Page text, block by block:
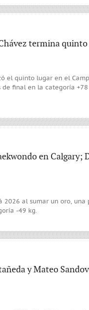
termina
el quinto lugar en el
de final en la categoría
en Calgary;
2026 al sumar un oro, una
-49 kg.
y Mateo